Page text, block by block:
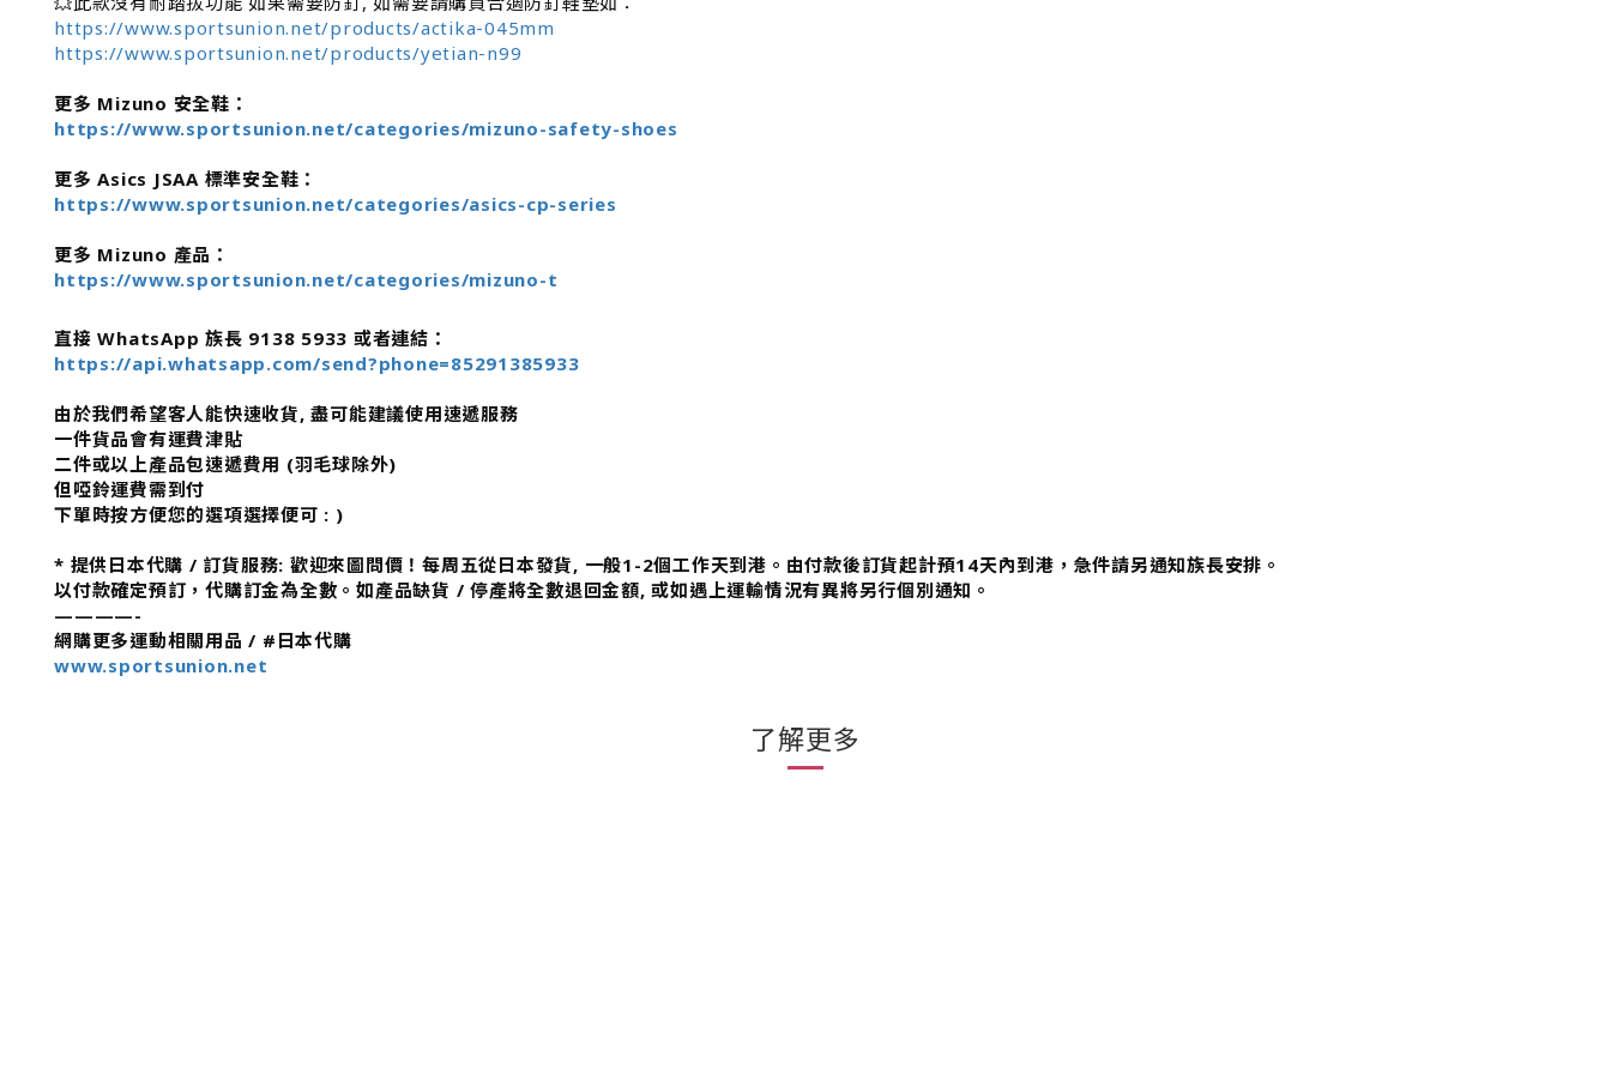
https://www.sportsunion.net/products/actika-045mm
https://www.sportsunion.net/products/yetian-n99
更多 Mizuno 安全鞋：
https://www.sportsunion.net/categories/mizuno-safety-shoes
更多 Asics JSAA 標準安全鞋：
https://www.sportsunion.net/categories/asics-cp-series
更多 Mizuno 產品：
https://www.sportsunion.net/categories/mizuno-t
直接 WhatsApp 族長 9138 5933 或者連結：
https://api.whatsapp.com/send?phone=85291385933
由於我們希望客人能快速收貨, 盡可能建議使用速遞服務
一件貨品會有運費津貼
二件或以上產品包速遞費用 (羽毛球除外)
但啞鈴運費需到付
下單時按方便您的選項選擇便可 : )
* 提供日本代購 / 訂貨服務: 歡迎來圖問價！每周五從日本發貨, 一般1-2個工作天到港。由付款後訂貨起計預14天內到港，急件請另通知族長安排。
以付款確定預訂，代購訂金為全數。如產品缺貨 / 停產將全數退回金額, 或如遇上運輸情況有異將另行個別通知。
————-
網購更多運動相關用品 / #日本代購
www.sportsunion.net
了解更多